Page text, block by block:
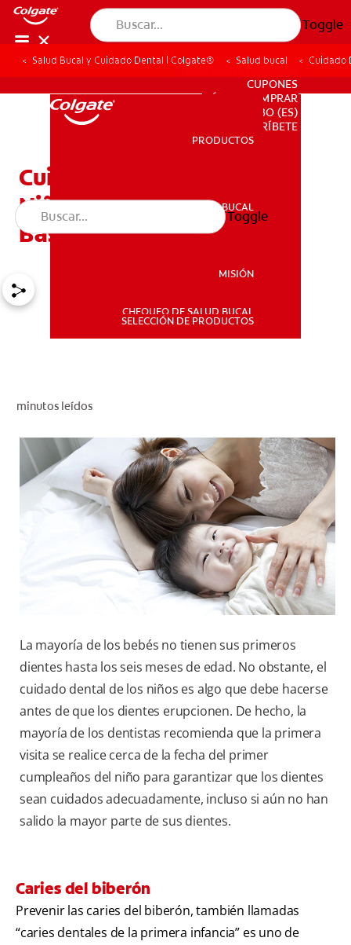
Toggle
PRODUCTOS
SALUD BUCAL
PARA PROFESIONALES
CUPONES
DÓNDE COMPRAR
BO (ES)
SUSCRÍBETE
PARA PROFESIONALES
CUPONES
DÓNDE COMPRAR
BO (ES)
SUSCRÍBETE
PRODUCTOS
SALUD BUCAL
MISIÓN
CHEQUEO DE SALUD BUCAL
SELECCIÓN DE PRODUCTOS
Toggle
Salud Bucal y Cuidado Dental | Colgate® Salud bucal Cuidado
Cuidado Dental En Los
Niños Pequeños: Pautas
Básicas
minutos leídos
La mayoría de los bebés no tienen sus primeros
dientes hasta los seis meses de edad. No obstante, el
cuidado dental de los niños es algo que debe hacerse
antes de que los dientes erupcionen. De hecho, la
mayoría de los dentistas recomienda que la primera
visita se realice cerca de la fecha del primer
cumpleaños del niño para garantizar que los dientes
sean cuidados adecuadamente, incluso si aún no han
salido la mayor parte de sus dientes.
Caries del biberón
Prevenir las caries del biberón, también llamadas
“caries dentales de la primera infancia” es uno de